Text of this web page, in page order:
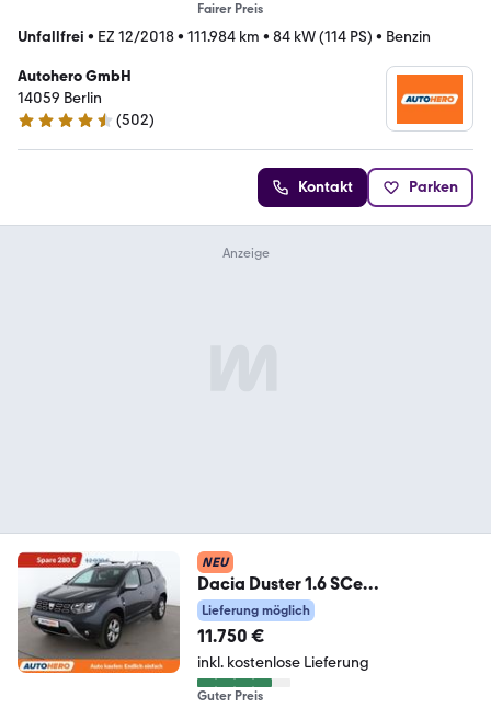
Fairer Preis
Unfallfrei • EZ 12/2018• 111.984 km • 84 kW (114 PS) • Benzin
Autohero GmbH
14059 Berlin
4.5 Sterne
(502)
Kontakt Parken
NEU
Dacia Duster 1.6 SCe
Comfort*NAVI*TEMPO*CAM*PD
C*SHZ*
Lieferung möglich
11.750 €
inkl. kostenlose Lieferung
Guter Preis